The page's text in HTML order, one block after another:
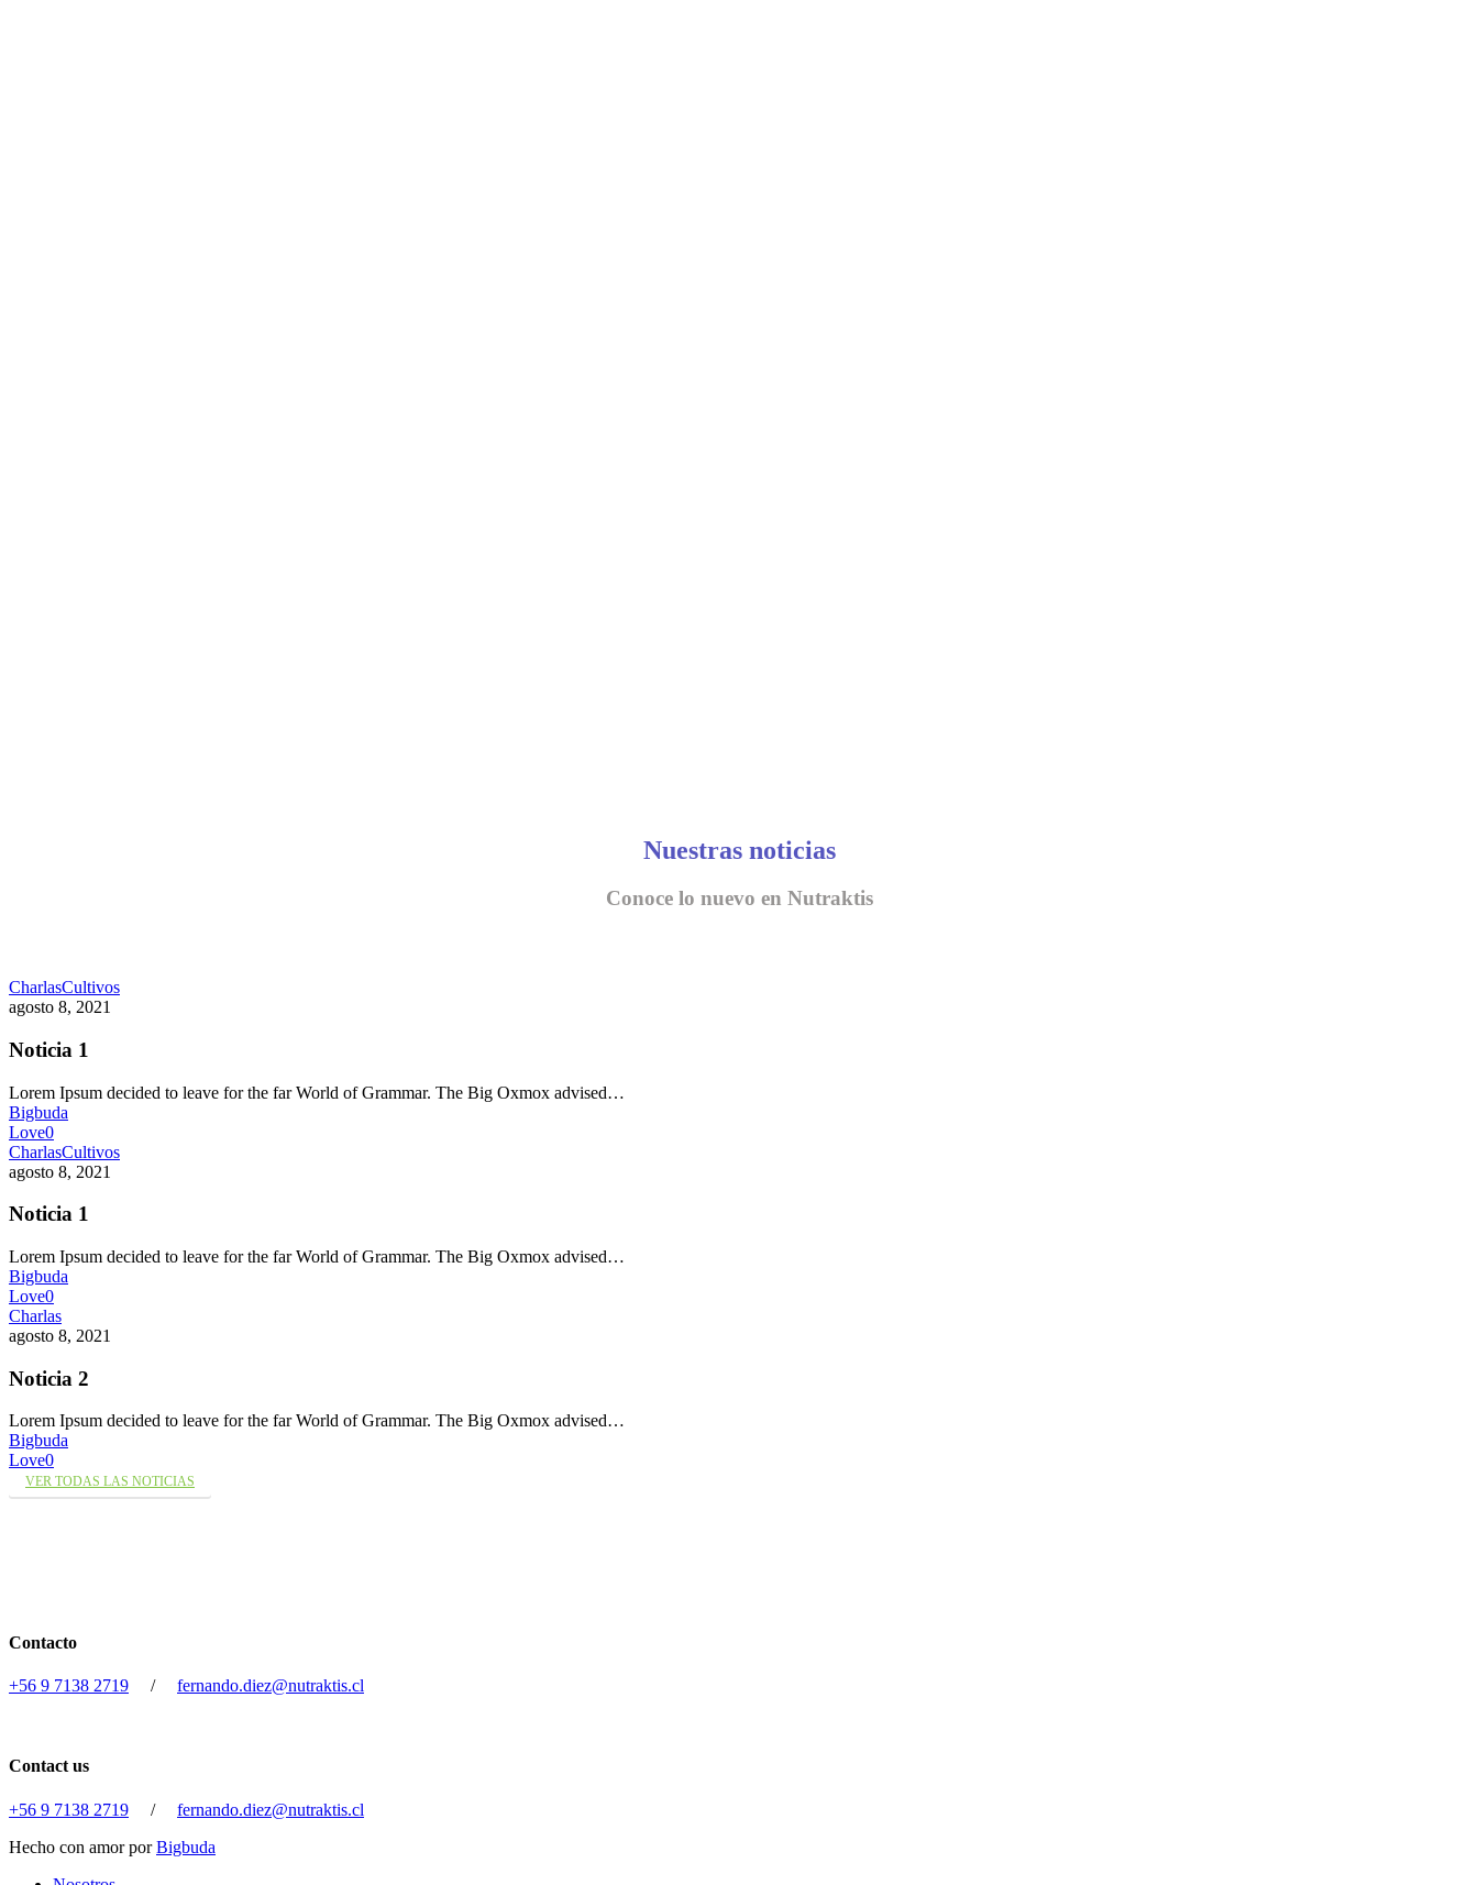
Nuestras noticias
Conoce lo nuevo en Nutraktis
CharlasCultivos
agosto 8, 2021
Noticia 1
Lorem Ipsum decided to leave for the far World of Grammar. The Big Oxmox advised…
Bigbuda
Love0
CharlasCultivos
agosto 8, 2021
Noticia 1
Lorem Ipsum decided to leave for the far World of Grammar. The Big Oxmox advised…
Bigbuda
Love0
Charlas
agosto 8, 2021
Noticia 2
Lorem Ipsum decided to leave for the far World of Grammar. The Big Oxmox advised…
Bigbuda
Love0
VER TODAS LAS NOTICIAS
Contacto
+56 9 7138 2719 / fernando.diez@nutraktis.cl
Contact us
+56 9 7138 2719 / fernando.diez@nutraktis.cl
Hecho con amor porBigbuda